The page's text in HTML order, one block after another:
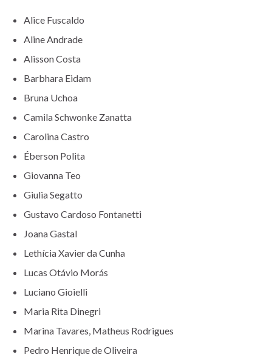
Alice Fuscaldo
Aline Andrade
Alisson Costa
Barbhara Eidam
Bruna Uchoa
Camila Schwonke Zanatta
Carolina Castro
Éberson Polita
Giovanna Teo
Giulia Segatto
Gustavo Cardoso Fontanetti
Joana Gastal
Lethícia Xavier da Cunha
Lucas Otávio Morás
Luciano Gioielli
Maria Rita Dinegri
Marina Tavares, Matheus Rodrigues
Pedro Henrique de Oliveira